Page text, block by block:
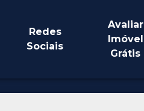
Redes
Sociais
Avaliar
Imóvel
Grátis